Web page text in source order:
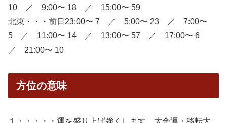
10 ／ 9:00〜 18 ／ 15:00〜 59
北東・・・前日23:00〜 7 ／ 5:00〜 23 ／ 7:00〜
5 ／ 11:00〜 14 ／ 13:00〜 57 ／ 17:00〜 6
／ 21:00〜 10
方位の意味
１・・・・・運を盛り上げ強くします。大金運・移転大